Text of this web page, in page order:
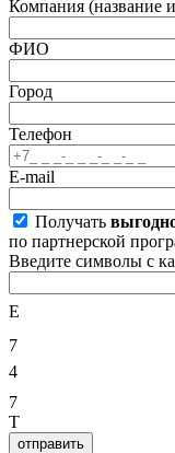
Компания (название
ФИО
Город
Телефон
E-mail
Получать
по партнерской
Введите символы с
E
7
4
7
T
отправить